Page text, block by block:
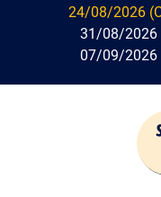
24/08/2026
31/08/2026
07/09/2026